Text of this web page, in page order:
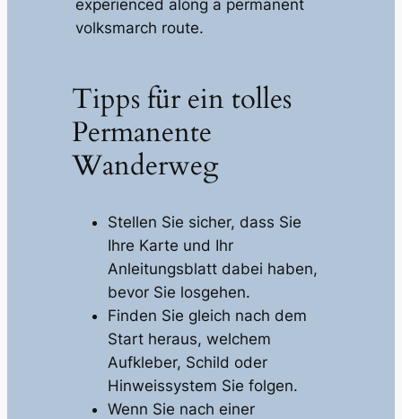
experienced along a permanent
volksmarch route.
Tipps für ein tolles
Permanente
Wanderweg
Stellen Sie sicher, dass Sie
Ihre Karte und Ihr
Anleitungsblatt dabei haben,
bevor Sie losgehen.
Finden Sie gleich nach dem
Start heraus, welchem ​​
Aufkleber, Schild oder
Hinweissystem Sie folgen.
Wenn Sie nach einer